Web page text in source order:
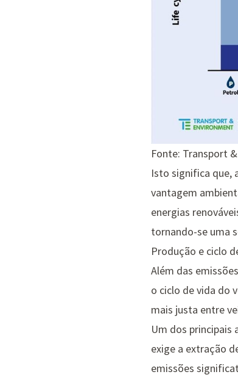
Fonte: Transport
Isto significa que,
vantagem
energias
tornando-se uma
Produção e ciclo
Além das
o ciclo de vida do
mais justa entre
Um dos
exige a extração
emissões